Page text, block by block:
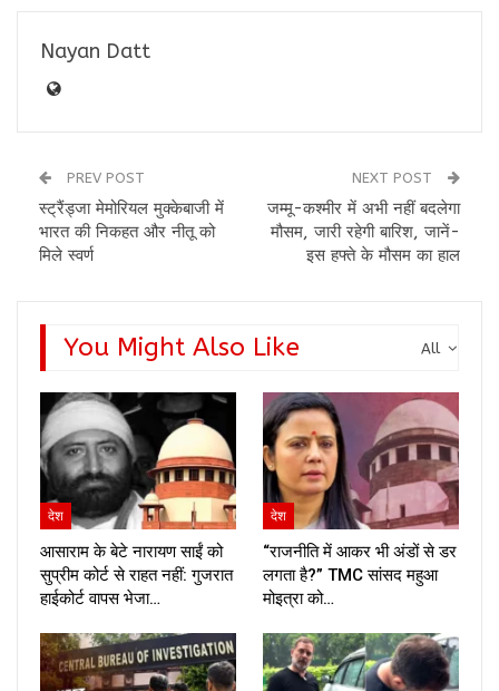
Nayan Datt
PREV POST
स्ट्रैंड्जा मेमोरियल मुक्केबाजी में
भारत की निकहत और नीतू को
मिले स्वर्ण
NEXT POST
जम्मू-कश्मीर में अभी नहीं बदलेगा
मौसम, जारी रहेगी बारिश, जानें-
इस हफ्ते के मौसम का हाल
All
You Might Also Like
देश
आसाराम के बेटे नारायण साईं को
सुप्रीम कोर्ट से राहत नहीं: गुजरात
हाईकोर्ट वापस भेजा…
देश
“राजनीति में आकर भी अंडों से डर
लगता है?” TMC सांसद महुआ
मोइत्रा को…